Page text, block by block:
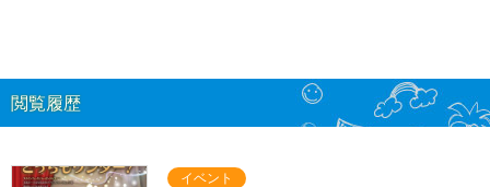
閲覧履歴